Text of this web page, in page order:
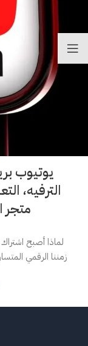
يوتيوب
الترفيه،
متجر
لماذا أصبح
زمننا الرقمي